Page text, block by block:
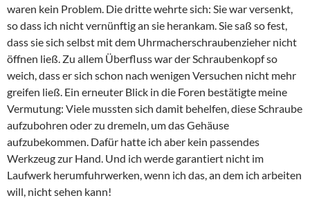
waren kein Problem. Die dritte wehrte sich: Sie war versenkt,
so dass ich nicht vernünftig an sie herankam. Sie saß so fest,
dass sie sich selbst mit dem Uhrmacherschraubenzieher nicht
öffnen ließ. Zu allem Überfluss war der Schraubenkopf so
weich, dass er sich schon nach wenigen Versuchen nicht mehr
greifen ließ. Ein erneuter Blick in die Foren bestätigte meine
Vermutung: Viele mussten sich damit behelfen, diese Schraube
aufzubohren oder zu dremeln, um das Gehäuse
aufzubekommen. Dafür hatte ich aber kein passendes
Werkzeug zur Hand. Und ich werde garantiert nicht im
Laufwerk herumfuhrwerken, wenn ich das, an dem ich arbeiten
will, nicht sehen kann!